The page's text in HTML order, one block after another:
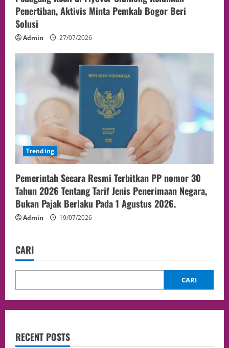
Penertiban, Aktivis Minta Pemkab Bogor Beri
Solusi
Admin 27/07/2026
Trending
Pemerintah Secara Resmi Terbitkan PP nomor 30
Tahun 2026 Tentang Tarif Jenis Penerimaan Negara,
Bukan Pajak Berlaku Pada 1 Agustus 2026.
Admin 19/07/2026
CARI
CARI
RECENT POSTS